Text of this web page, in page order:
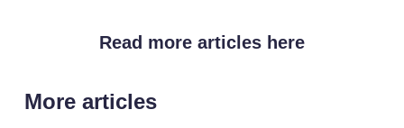
Read more articles here
More articles